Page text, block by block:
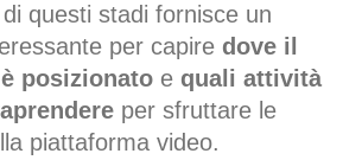
questi stadi fornisce un
per capire dove il
posizionato e quali attività
per sfruttare le
piattaforma video.